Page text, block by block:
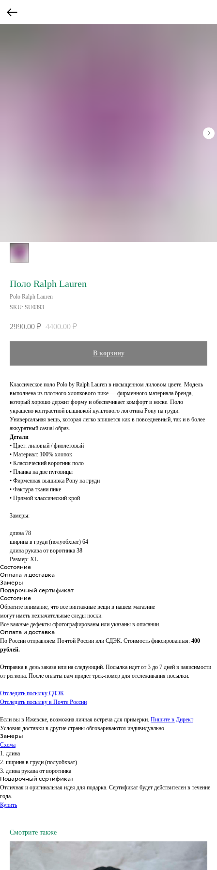
Поло Ralph Lauren
Polo Ralph Lauren
SKU: SU0393
2990.00 ₽ 4400.00 ₽
В корзину
Классическое поло Polo by Ralph Lauren в насыщенном лиловом цвете. Модель
выполнена из плотного хлопкового пике — фирменного материала бренда,
который хорошо держит форму и обеспечивает комфорт в носке. Поло
украшено контрастной вышивкой культового логотипа Pony на груди.
Универсальная вещь, которая легко впишется как в повседневный, так и в более
аккуратный casual образ.
Детали
• Цвет: лиловый / фиолетовый
• Материал: 100% хлопок
• Классический воротник поло
• Планка на две пуговицы
• Фирменная вышивка Pony на груди
• Фактура ткани пике
• Прямой классический крой
Замеры:
длина 78
ширина в груди (полуобхват) 64
длина рукава от воротника 38
Размер: XL
Состояние
Оплата и доставка
Замеры
Подарочный сертификат
Состояние
Обратите внимание, что все винтажные вещи в нашем магазине
могут иметь незначительные следы носки.
Все важные дефекты сфотографированы или указаны в описании.
Оплата и доставка
По России отправляем Почтой России или СДЭК. Стоимость фиксированная: 400
рублей.
Отправка в день заказа или на следующий. Посылка идет от 3 до 7 дней в зависимости
от региона. После оплаты вам придет трек-номер для отслеживания посылки.
Отследить посылку СДЭК
Отследить посылку в Почте России
Если вы в Ижевске, возможна личная встреча для примерки. Пишите в Директ
Условия доставки в другие страны обговариваются индивидуально.
Замеры
Схема
1. длина
2. ширина в груди (полуобхват)
3. длина рукава от воротника
Подарочный сертификат
Отличная и оригинальная идея для подарка. Сертификат будет действителен в течение
года.
Купить
Смотрите также